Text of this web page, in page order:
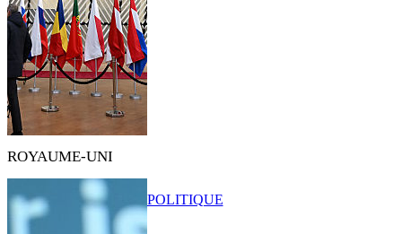
ROYAUME-UNI
POLITIQUE